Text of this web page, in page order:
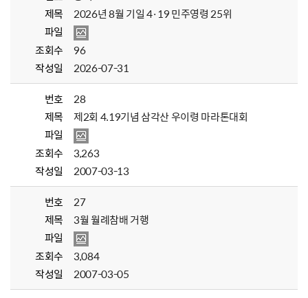
제목
2026년 8월 기일 4·19 민주영령 25위
파일
조회수
96
작성일
2026-07-31
번호
28
제목
제2회 4.19기념 삼각산 우이령 마라톤대회
파일
조회수
3,263
작성일
2007-03-13
번호
27
제목
3월 월례참배 거행
파일
조회수
3,084
작성일
2007-03-05